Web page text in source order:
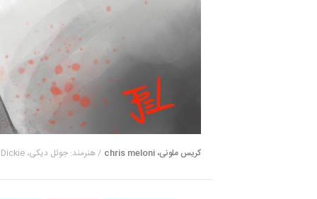
کریس ملونی، chris meloni / هنرمند: جوئل دیکی، Joel Dickie